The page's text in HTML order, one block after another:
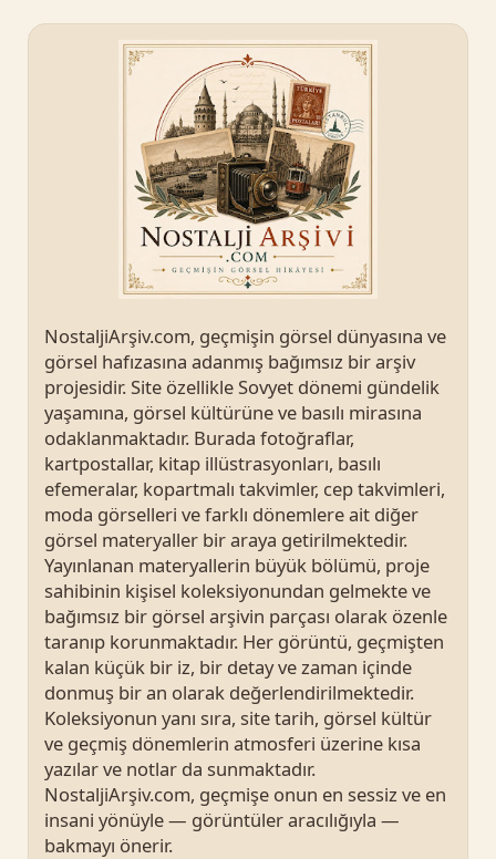
NostaljiArşiv.com, geçmişin görsel dünyasına ve
görsel hafızasına adanmış bağımsız bir arşiv
projesidir. Site özellikle Sovyet dönemi gündelik
yaşamına, görsel kültürüne ve basılı mirasına
odaklanmaktadır. Burada fotoğraflar,
kartpostallar, kitap illüstrasyonları, basılı
efemeralar, kopartmalı takvimler, cep takvimleri,
moda görselleri ve farklı dönemlere ait diğer
görsel materyaller bir araya getirilmektedir.
Yayınlanan materyallerin büyük bölümü, proje
sahibinin kişisel koleksiyonundan gelmekte ve
bağımsız bir görsel arşivin parçası olarak özenle
taranıp korunmaktadır. Her görüntü, geçmişten
kalan küçük bir iz, bir detay ve zaman içinde
donmuş bir an olarak değerlendirilmektedir.
Koleksiyonun yanı sıra, site tarih, görsel kültür
ve geçmiş dönemlerin atmosferi üzerine kısa
yazılar ve notlar da sunmaktadır.
NostaljiArşiv.com, geçmişe onun en sessiz ve en
insani yönüyle — görüntüler aracılığıyla —
bakmayı önerir.